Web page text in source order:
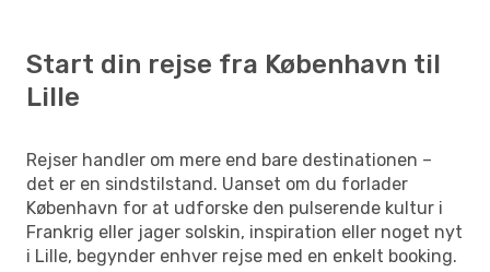
Start din rejse fra København til
Lille
Rejser handler om mere end bare destinationen –
det er en sindstilstand. Uanset om du forlader
København for at udforske den pulserende kultur i
Frankrig eller jager solskin, inspiration eller noget nyt
i Lille, begynder enhver rejse med en enkelt booking.